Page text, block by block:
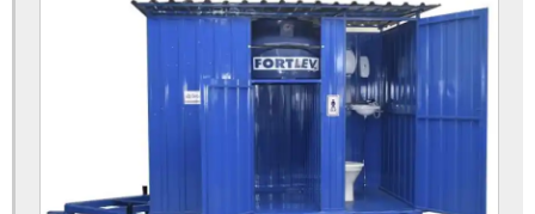
área de vivência valor
Banheiro agrícola
Banheiro agrícola móvel
Banheiro agrícola móvel minas gerais